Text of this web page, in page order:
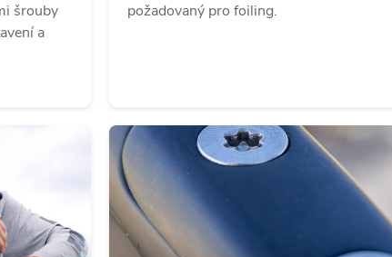
šrouby
a
požadovaný pro foiling.